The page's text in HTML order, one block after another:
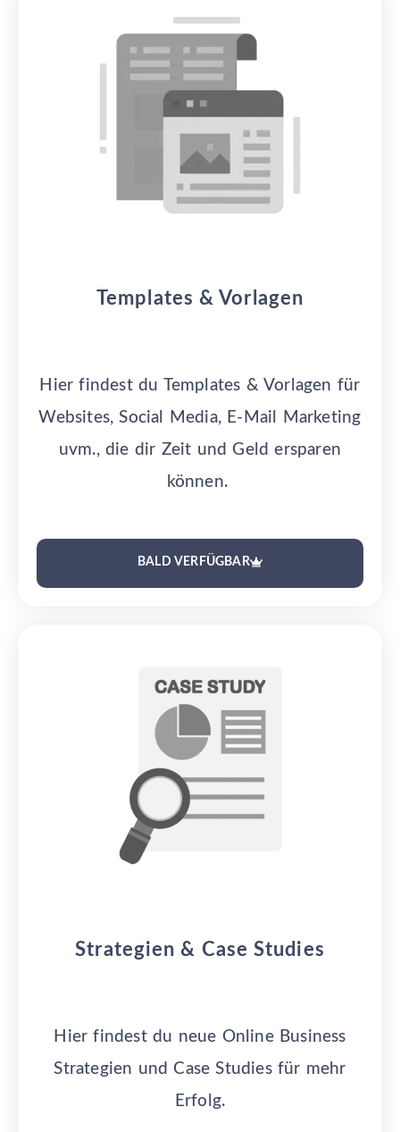
Templates & Vorlagen
Hier findest du Templates & Vorlagen für
Websites, Social Media, E-Mail Marketing
uvm., die dir Zeit und Geld ersparen
können.
BALD VERFÜGBAR
Strategien & Case Studies
Hier findest du neue Online Business
Strategien und Case Studies für mehr
Erfolg.